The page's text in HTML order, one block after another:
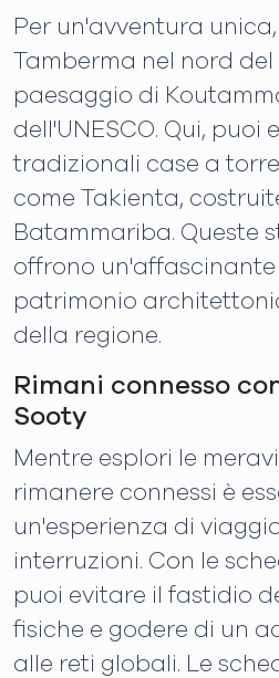
Per un'avventura
Tamberma nel nord del
paesaggio di
dell'UNESCO. Qui, puoi
tradizionali case a
come Takienta,
Batammariba. Queste
offrono
patrimonio
della regione.
Rimani connesso
Sooty
Mentre esplori le
rimanere connessi è
un'esperienza di
interruzioni. Con le
puoi evitare il fastidio
fisiche e godere di un
alle reti globali. Le